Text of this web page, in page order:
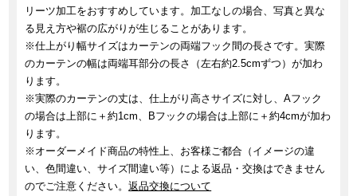
リーツ加工をおすすめしています。加工なしの場合、写真と異な
る見え方や裾の広がりが生じることがあります。
※仕上がり幅サイズはカーテンの両端フック間の長さです。実際
のカーテンの幅は両端耳部分の長さ（左右約2.5cmずつ）が加わ
ります。
※実際のカーテンの丈は、仕上がり高さサイズに対し、Aフック
の場合は上部に＋約1cm、Bフックの場合は上部に＋約4cmが加わ
ります。
※オーダーメイド商品の特性上、お客様ご都合（イメージの違
い、色間違い、サイズ間違い等）による返品・交換はできません
のでご注意ください。返品交換について